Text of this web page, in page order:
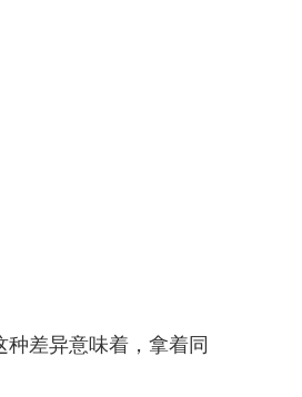
差异意味着，拿着同